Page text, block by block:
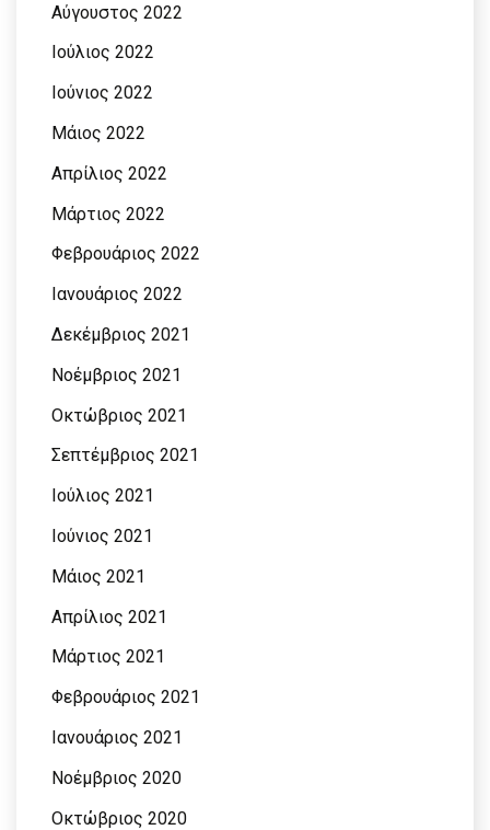
Αύγουστος 2022
Ιούλιος 2022
Ιούνιος 2022
Μάιος 2022
Απρίλιος 2022
Μάρτιος 2022
Φεβρουάριος 2022
Ιανουάριος 2022
Δεκέμβριος 2021
Νοέμβριος 2021
Οκτώβριος 2021
Σεπτέμβριος 2021
Ιούλιος 2021
Ιούνιος 2021
Μάιος 2021
Απρίλιος 2021
Μάρτιος 2021
Φεβρουάριος 2021
Ιανουάριος 2021
Νοέμβριος 2020
Οκτώβριος 2020